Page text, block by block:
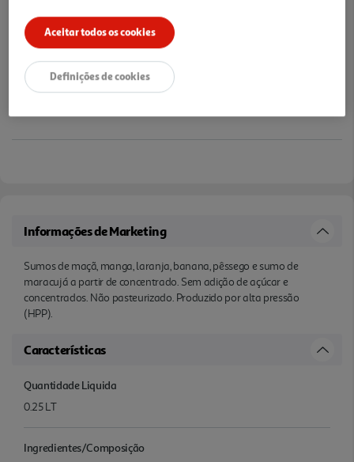
Informações de Marketing
Sumos de maçã, manga, laranja, banana, pêssego e sumo de
maracujá a partir de concentrado. Sem adição de açúcar e
concentrados. Não pasteurizado. Produzido por alta pressão
(HPP).
Características
Quantidade Liquida
0.25 LT
Ingredientes/Composição
Aceitar todos os cookies
Definições de cookies